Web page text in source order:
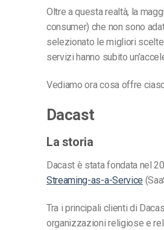
Oltre a questa realtà, la
consumer) che non sono
selezionato le migliori scelte
servizi hanno subito
Vediamo ora cosa offre
Dacast
La storia
Dacast è stata fondata nel
Streaming-as-a-Service
Tra i principali clienti di
organizzazioni religiose e